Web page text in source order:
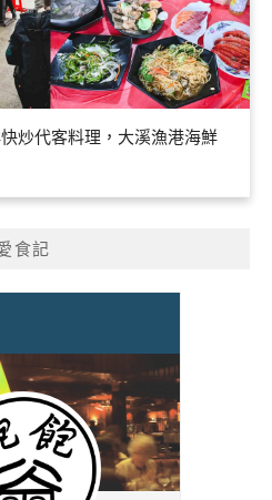
炒代客料理，大溪漁港海鮮
食記